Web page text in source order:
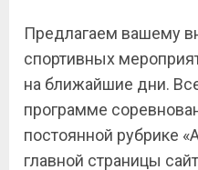
Предлагаем вашему
спортивных
на ближайшие дни.
программе
постоянной рубрике
главной страницы